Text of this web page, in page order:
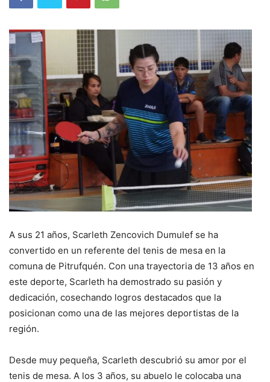
A sus 21 años, Scarleth Zencovich Dumulef se ha
convertido en un referente del tenis de mesa en la
comuna de Pitrufquén. Con una trayectoria de 13 años en
este deporte, Scarleth ha demostrado su pasión y
dedicación, cosechando logros destacados que la
posicionan como una de las mejores deportistas de la
región.
Desde muy pequeña, Scarleth descubrió su amor por el
tenis de mesa. A los 3 años, su abuelo le colocaba una